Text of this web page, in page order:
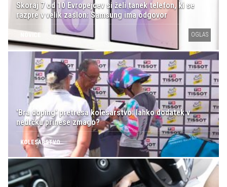
Skoraj 7 od 10 Evropejcev si želi tanek telefon, ki se
razpre v velik zaslon: Samsung ima odgovor
OGLAS
'Bra doping' pretresa kolesarstvo: lahko dodatek v
nedrčku prinese zmago?
KOLESARSTVO